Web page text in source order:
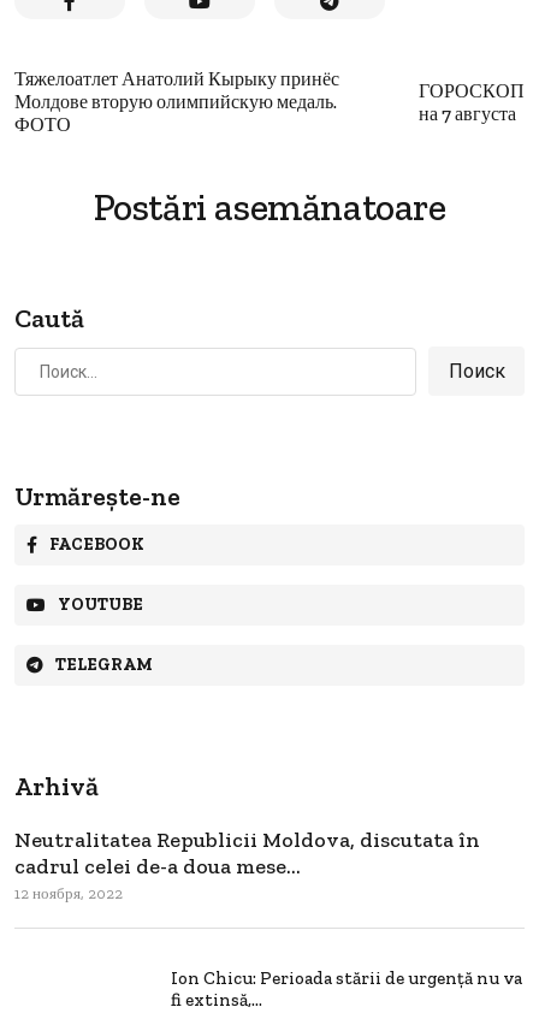
Тяжелоатлет Анатолий Кырыку принёс
Молдове вторую олимпийскую медаль.
ФОТО
ГОРОСКОП
на 7 августа
Postări asemănatoare
Caută
Найти:
Urmărește-ne
FACEBOOK
YOUTUBE
TELEGRAM
Arhivă
Neutralitatea Republicii Moldova, discutata în
cadrul celei de-a doua mese...
12 ноября, 2022
Ion Chicu: Perioada stării de urgenţă nu va
fi extinsă,...